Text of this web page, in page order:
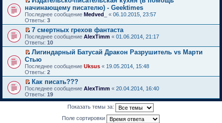
о
ч
и
т
а
н
н
о
м
у
с
о
о
б
щ
е
н
и
у
н
е
п
р
о
ч
и
т
а
н
н
о
м
у
с
о
к
п
е
р
в
о
м
у
н
е
п
р
о
ч
и
т
а
н
й
т
и
к
п
е
р
в
о
м
у
н
е
п
р
о
ч
П
е
р
е
й
т
и
к
п
е
р
в
о
м
у
н
е
начинающему писателю) - Geektimes
Последнее сообщение Medved_ « 06.10.2015, 23:57
Ответы: 3
П
е
р
е
й
т
и
к
п
е
р
в
7 смертных грехов фантаста
Последнее сообщение AlexTimm « 01.06.2014, 21:17
Ответы: 10
П
е
р
е
й
т
и
к
Лигиндарный Батусай Дракон Разрушитель vs Марти
Стью
Последнее сообщение Uksus « 19.05.2014, 15:48
Ответы: 2
П
е
р
Как писать???
Последнее сообщение AlexTimm « 20.04.2014, 16:40
Ответы: 19
Показать темы за:
Поле сортировки